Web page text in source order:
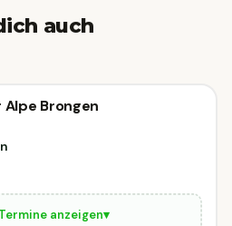
auch
Brongen
anzeigen▾